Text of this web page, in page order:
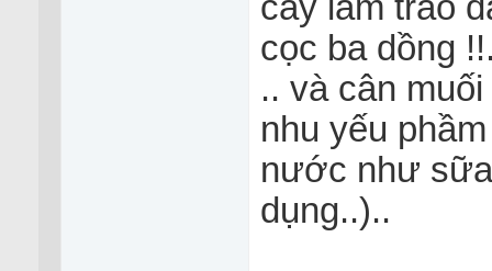
cây làm trao
cọc ba dồng
.. và cân
nhu yếu
nước như
dụng..)..